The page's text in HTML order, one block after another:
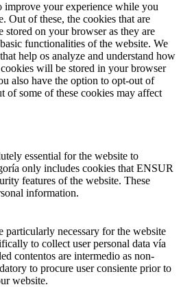
improve your experience while you
Out of these, the cookies that are
stored on your browser as they are
functionalities of the website. We
help os analyze and understand how
will be stored in your browser
also have the option to opt-out of
of some of these cookies may affect
essential for the website to
only includes cookies that ENSUR
features of the website. These
information.
particularly necessary for the website
to collect user personal data vía
contentos are intermedio as non-
to procure user consiente prior to
website.